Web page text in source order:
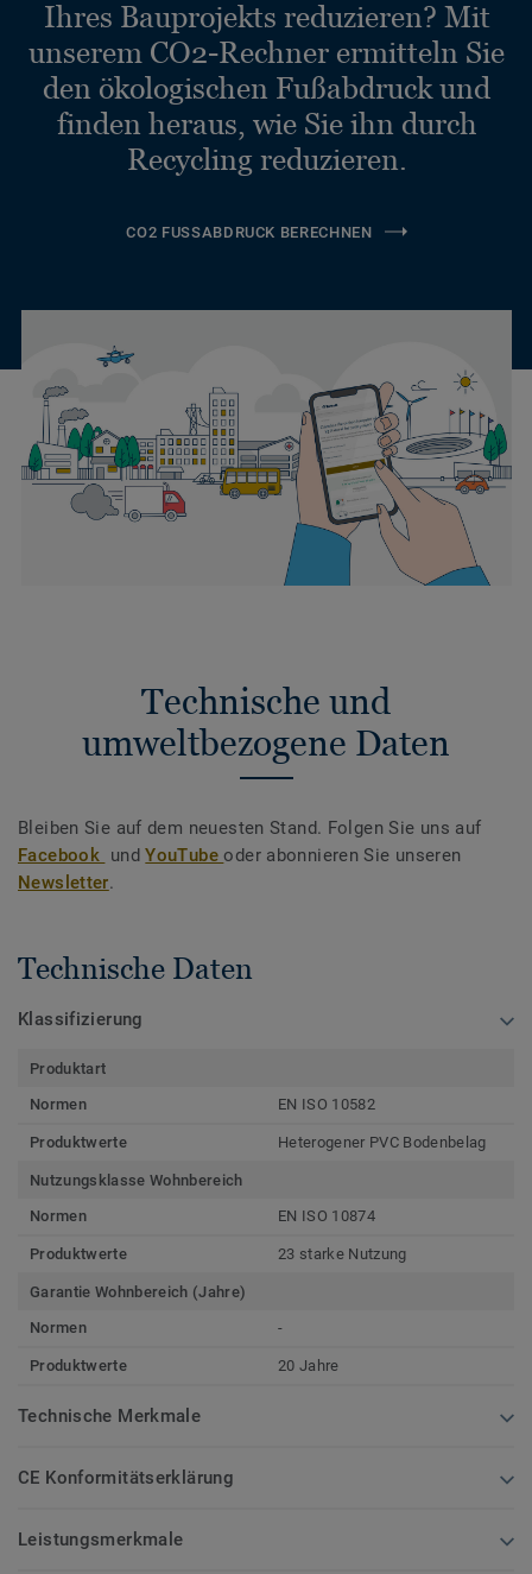
Ihres Bauprojekts reduzieren? Mit
unserem CO2-Rechner ermitteln Sie
den ökologischen Fußabdruck und
finden heraus, wie Sie ihn durch
Recycling reduzieren.
CO2 FUSSABDRUCK BERECHNEN
Technische und
umweltbezogene Daten
Bleiben Sie auf dem neuesten Stand. Folgen Sie uns auf
Facebook undYouTubeoder abonnieren Sie unseren
Newsletter.
Technische Daten
Klassifizierung
Produktart
Normen
EN ISO 10582
Produktwerte Heterogener PVC Bodenbelag
Nutzungsklasse Wohnbereich
Normen
EN ISO 10874
Produktwerte 23 starke Nutzung
Garantie Wohnbereich (Jahre)
Normen
-
Produktwerte 20 Jahre
Technische Merkmale
CE Konformitätserklärung
Leistungsmerkmale